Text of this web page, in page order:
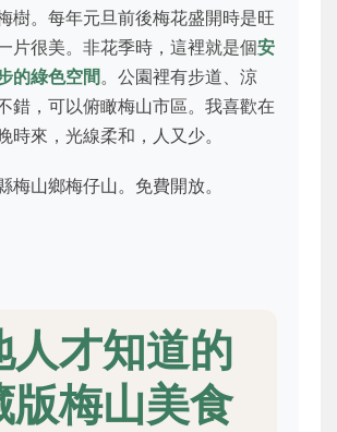
樹。每年元旦前後梅花盛開時是旺
片很美。非花季時，這裡就是個安
的綠色空間。公園裡有步道、涼
錯，可以俯瞰梅山市區。我喜歡在
時來，光線柔和，人又少。
梅山鄉梅仔山。免費開放。
人才知道的
版梅山美食